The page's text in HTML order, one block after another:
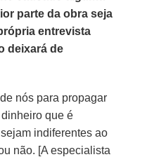
parte da obra seja
entrevista
deixará de
nós para propagar
que é
indiferentes ao
não. [A especialista